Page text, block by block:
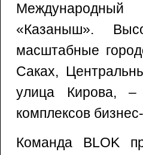
Международный
«Казаныш».
масштабные
Саках,
улица Кирова,
комплексов
Команда BLOK